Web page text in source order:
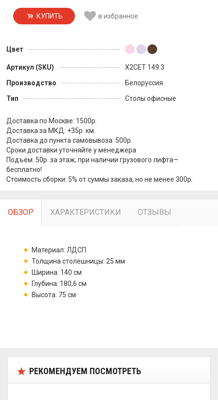
КУПИТЬ в избранное
Цвет
Артикул (SKU)
X2CET 149.3
Производство
Белоруссия
Тип
Столы офисные
Доставка по Москве: 1500р.
Доставка за МКД: +35р. км.
Доставка до пункта самовывоза: 500р.
Сроки доставки уточняйте у менеджера
Подъём: 50р. за этаж, при наличии грузового лифта—
бесплатно!
Стоимость сборки: 5% от суммы заказа, но не менее 300р.
ОБЗОР ХАРАКТЕРИСТИКИ ОТЗЫВЫ
Материал: ЛДСП
Толщина столешницы: 25 мм
Ширина: 140 см
Глубина: 180,6 см
Высота: 75 см
РЕКОМЕНДУЕМ ПОСМОТРЕТЬ